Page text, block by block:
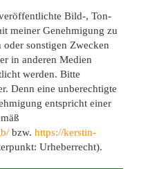
Bild-, Ton-
meiner Genehmigung zu
sonstigen Zwecken
in anderen Medien
werden. Bitte
Denn eine unberechtigte
entspricht einer
bzw.https://kerstin-
Urheberrecht).